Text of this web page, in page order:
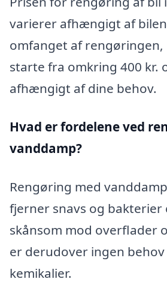
varierer afhængigt af
omfanget af rengøringen,
starte fra omkring 400 kr.
afhængigt af dine behov.
Hvad er fordelene ved
vanddamp?
Rengøring med
fjerner snavs og
skånsom mod overflader
er derudover ingen
kemikalier.